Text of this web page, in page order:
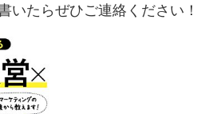
いたらぜひご連絡ください！